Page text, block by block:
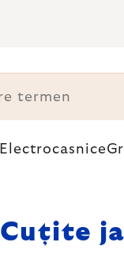
Electrocasnice
Cuțite